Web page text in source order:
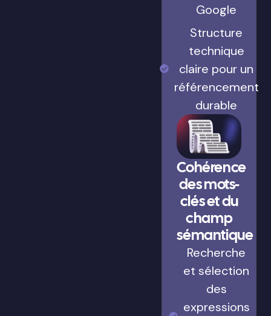
Google
Structure
technique
claire pour un
référencement
durable
Cohérence
des mots-
clés et du
champ
sémantique
Recherche
et sélection
des
expressions